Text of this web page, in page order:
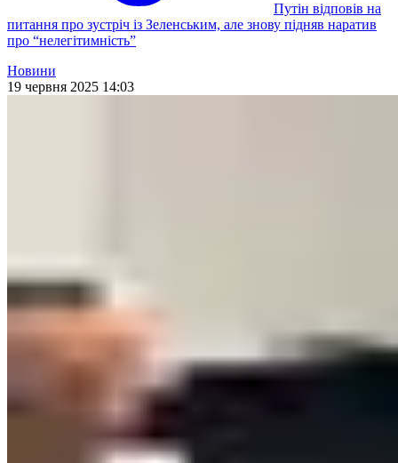
Путін відповів на
питання про зустріч із Зеленським, але знову підняв наратив
про “нелегітимність”
Новини
19 червня 2025 14:03